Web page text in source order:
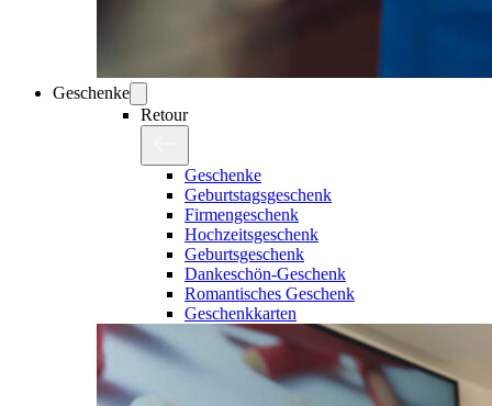
Geschenke
Retour
Geschenke
Geburtstagsgeschenk
Firmengeschenk
Hochzeitsgeschenk
Geburtsgeschenk
Dankeschön-Geschenk
Romantisches Geschenk
Geschenkkarten